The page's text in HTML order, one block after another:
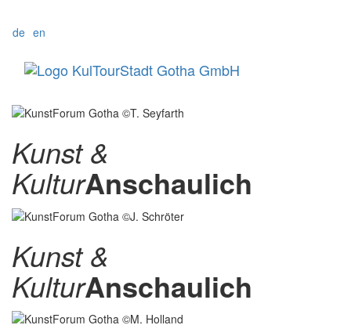
de en
Kunst &
KulturAnschaulich
Kunst &
KulturAnschaulich